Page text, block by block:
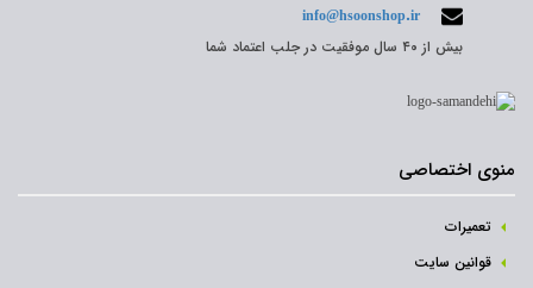
info@hsoonshop.ir
بیش از ۴۰ سال موفقیت در جلب اعتماد شما
منوی اختصاصی
تعمیرات
قوانین سایت